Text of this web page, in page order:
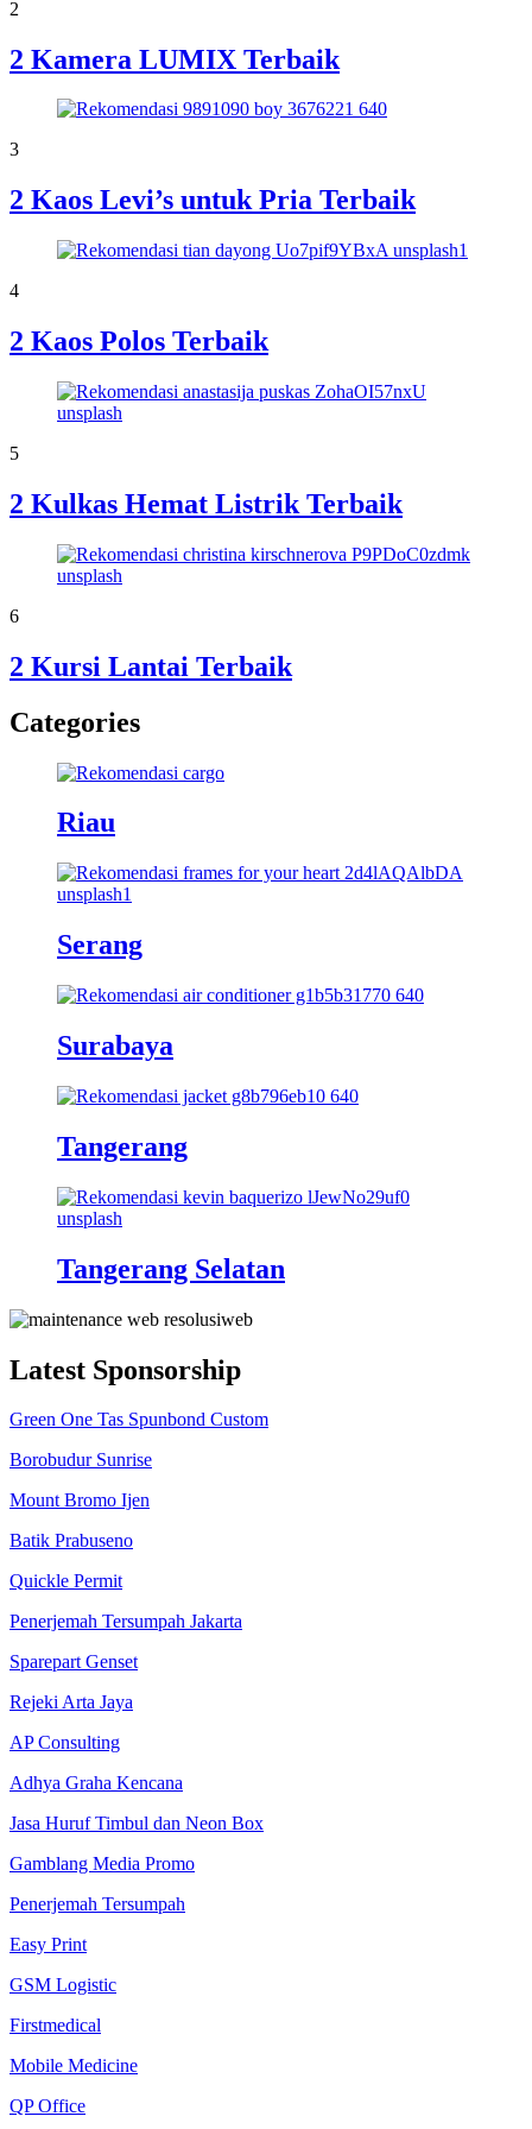
2
2 Kamera LUMIX Terbaik
3
2 Kaos Levi’s untuk Pria Terbaik
4
2 Kaos Polos Terbaik
5
2 Kulkas Hemat Listrik Terbaik
6
2 Kursi Lantai Terbaik
Categories
Riau
Serang
Surabaya
Tangerang
Tangerang Selatan
Latest Sponsorship
Green One Tas Spunbond Custom
Borobudur Sunrise
Mount Bromo Ijen
Batik Prabuseno
Quickle Permit
Penerjemah Tersumpah Jakarta
Sparepart Genset
Rejeki Arta Jaya
AP Consulting
Adhya Graha Kencana
Jasa Huruf Timbul dan Neon Box
Gamblang Media Promo
Penerjemah Tersumpah
Easy Print
GSM Logistic
Firstmedical
Mobile Medicine
QP Office